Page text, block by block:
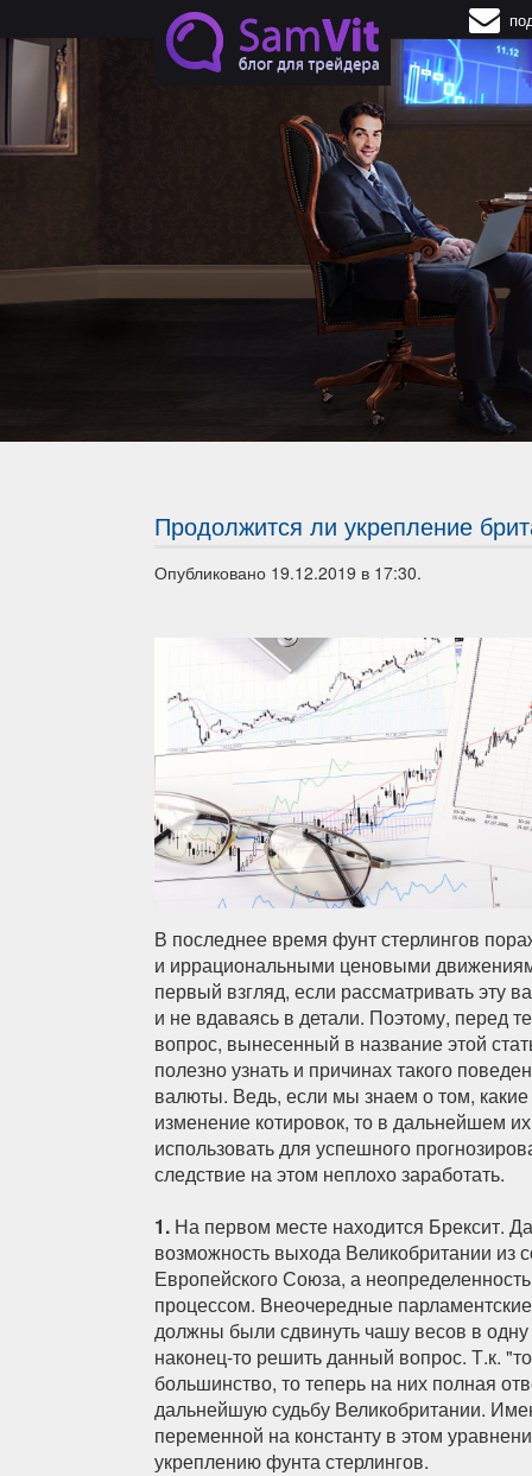
Перейти к основному содержанию
Начни торговлю
без вложений и риска
С НОВЫМ
БОНУСОМ
Продолжится ли укрепление
Опубликовано 19.12.2019 в 17:30.
В последнее время фунт стерлингов
и иррациональными ценовыми
первый взгляд, если рассматривать эту
и не вдаваясь в детали. Поэтому, перед
вопрос, вынесенный в название этой
полезно узнать и причинах такого
валюты. Ведь, если мы знаем о том,
изменение котировок, то в дальнейшем
использовать для успешного
следствие на этом неплохо заработать.
1. На первом месте находится Брексит.
возможность выхода Великобритании из
Европейского Союза, а
процессом. Внеочередные
должны были сдвинуть чашу весов в одну
наконец-то решить данный вопрос. Т.к.
большинство, то теперь на них полная
дальнейшую судьбу Великобритании.
переменной на константу в этом
укреплению фунта стерлингов.